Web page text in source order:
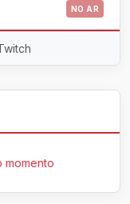
NO AR
momento